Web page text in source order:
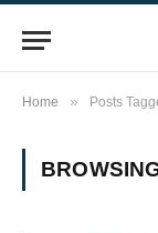
Home » Posts